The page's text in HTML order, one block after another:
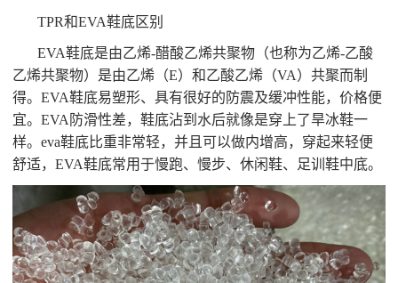
TPR和EVA鞋底区别
EVA鞋底是由乙烯-醋酸乙烯共聚物（也称为乙烯-乙酸
乙烯共聚物）是由乙烯（E）和乙酸乙烯（VA）共聚而制
得。EVA鞋底易塑形、具有很好的防震及缓冲性能，价格便
宜。EVA防滑性差，鞋底沾到水后就像是穿上了旱冰鞋一
样。eva鞋底比重非常轻，并且可以做内增高，穿起来轻便
舒适，EVA鞋底常用于慢跑、慢步、休闲鞋、足训鞋中底。